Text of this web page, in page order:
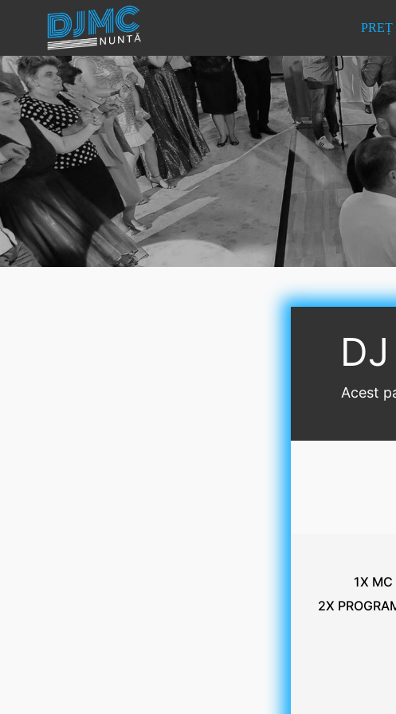
PREȚ
Acest
1X
2X